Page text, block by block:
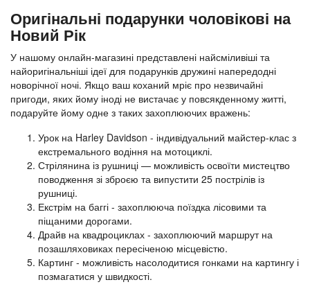
Оригінальні подарунки чоловікові на
Новий Рік
У нашому онлайн-магазині представлені найсміливіші та
найоригінальніші ідеї для подарунків дружині напередодні
новорічної ночі. Якщо ваш коханий мріє про незвичайні
пригоди, яких йому іноді не вистачає у повсякденному житті,
подаруйте йому одне з таких захоплюючих вражень:
Урок на Harley Davidson - індивідуальний майстер-клас з
екстремального водіння на мотоциклі.
Стрілянина із рушниці — можливість освоїти мистецтво
поводження зі зброєю та випустити 25 пострілів із
рушниці.
Екстрім на баггі - захоплююча поїздка лісовими та
піщаними дорогами.
Драйв на квадроциклах - захоплюючий маршрут на
позашляховиках пересіченою місцевістю.
Картинг - можливість насолодитися гонками на картингу і
позмагатися у швидкості.